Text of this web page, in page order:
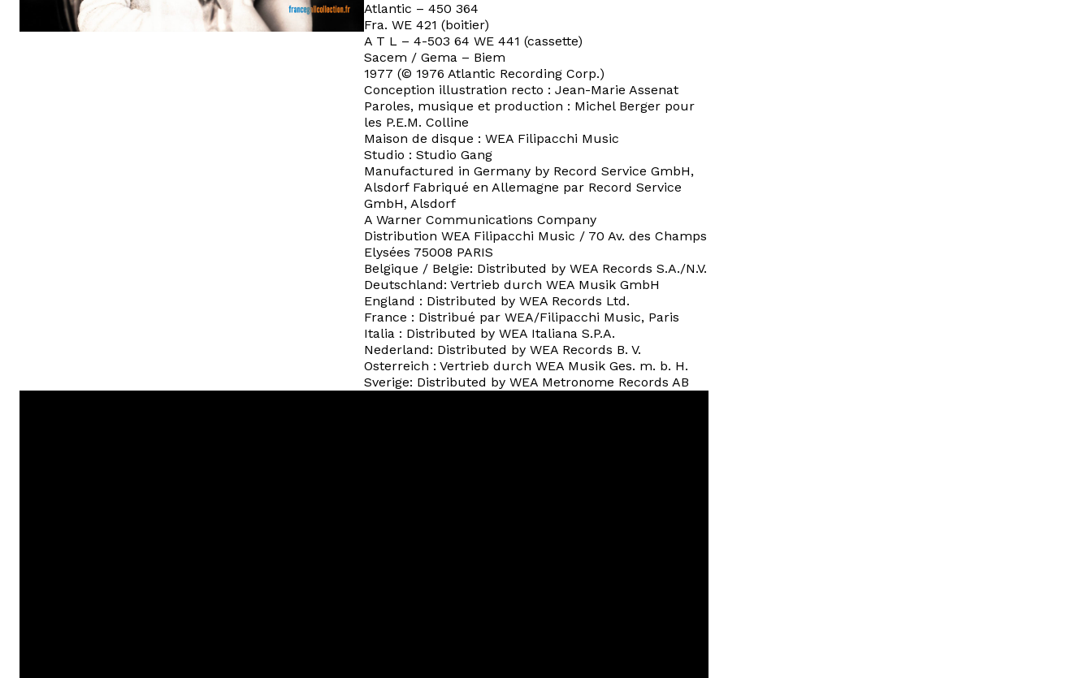
Atlantic – 450 364
Fra. WE 421 (boitier)
A T L – 4-503 64 WE 441 (cassette)
Sacem / Gema – Biem
1977 (© 1976 Atlantic Recording Corp.)
Conception illustration recto : Jean-Marie Assenat
Paroles, musique et production : Michel Berger pour
les P.E.M. Colline
Maison de disque : WEA Filipacchi Music
Studio : Studio Gang
Manufactured in Germany by Record Service GmbH,
Alsdorf Fabriqué en Allemagne par Record Service
GmbH, Alsdorf
A Warner Communications Company
Distribution WEA Filipacchi Music / 70 Av. des Champs
Elysées 75008 PARIS
Belgique / Belgie: Distributed by WEA Records S.A./N.V.
Deutschland: Vertrieb durch WEA Musik GmbH
England : Distributed by WEA Records Ltd.
France : Distribué par WEA/Filipacchi Music, Paris
Italia : Distributed by WEA Italiana S.P.A.
Nederland: Distributed by WEA Records B. V.
Osterreich : Vertrieb durch WEA Musik Ges. m. b. H.
Sverige: Distributed by WEA Metronome Records AB